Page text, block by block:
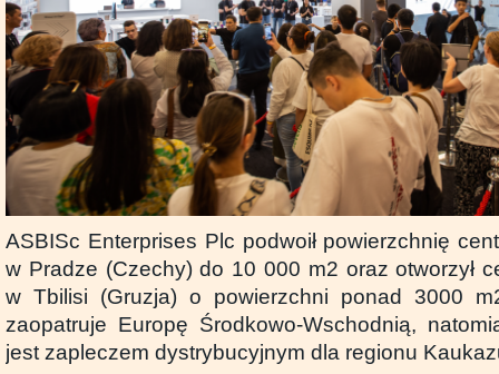
ASBISc Enterprises Plc podwoił powierzchnię
w Pradze (Czechy) do 10 000 m2 oraz otworzył
w Tbilisi (Gruzja) o powierzchni ponad 3000
zaopatruje Europę Środkowo-Wschodnią,
jest zapleczem dystrybucyjnym dla regionu